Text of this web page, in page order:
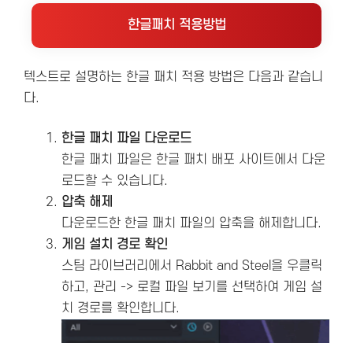
한글패치 적용방법
텍스트로 설명하는 한글 패치 적용 방법은 다음과 같습니
다.
한글 패치 파일 다운로드
한글 패치 파일은 한글 패치 배포 사이트에서 다운
로드할 수 있습니다.
압축 해제
다운로드한 한글 패치 파일의 압축을 해제합니다.
게임 설치 경로 확인
스팀 라이브러리에서 Rabbit and Steel을 우클릭
하고, 관리 -> 로컬 파일 보기를 선택하여 게임 설
치 경로를 확인합니다.